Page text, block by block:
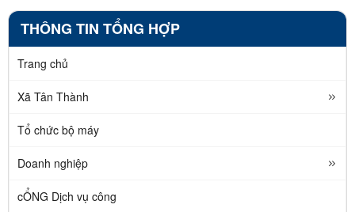
THÔNG TIN TỔNG HỢP
Trang chủ
Xã Tân Thành
Tổ chức bộ máy
Doanh nghiệp
cỔNG Dịch vụ công